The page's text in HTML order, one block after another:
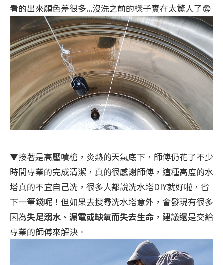
看的出來顏色差很多...沒洗之前的樣子實在太驚人了😨
▼接著是高壓噴槍，炎熱的天氣底下，師傅仍花了不少
時間專業的完成清潔，真的很感謝師傅，這種高度的水
塔真的不宜自己洗，很多人都說洗水塔DIY就好啦，省
下一筆錢呢！但如果去搜尋洗水塔意外，會發現有很多
因為失足溺水、漏電或缺氧而失去生命 ，建議還是交給
專業的師傅來解決。